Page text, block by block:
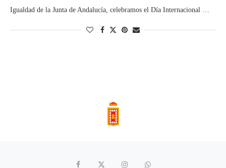
Igualdad de la Junta de Andalucía, celebramos el Día Internacional …